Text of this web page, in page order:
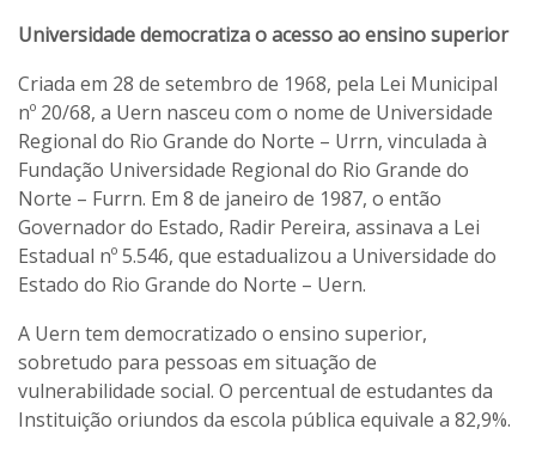
Universidade democratiza o acesso ao ensino superior
Criada em 28 de setembro de 1968, pela Lei Municipal
nº 20/68, a Uern nasceu com o nome de Universidade
Regional do Rio Grande do Norte – Urrn, vinculada à
Fundação Universidade Regional do Rio Grande do
Norte – Furrn. Em 8 de janeiro de 1987, o então
Governador do Estado, Radir Pereira, assinava a Lei
Estadual nº 5.546, que estadualizou a Universidade do
Estado do Rio Grande do Norte – Uern.
A Uern tem democratizado o ensino superior,
sobretudo para pessoas em situação de
vulnerabilidade social. O percentual de estudantes da
Instituição oriundos da escola pública equivale a 82,9%.